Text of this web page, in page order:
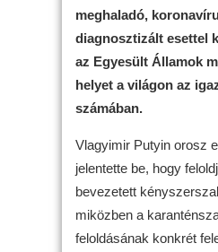
meghaladó,
diagnosztizált esettel
az Egyesült Államok
helyet a világon az
számában.
Vlagyimir Putyin orosz
jelentette be, hogy
bevezetett
miközben a
feloldásának konkrét